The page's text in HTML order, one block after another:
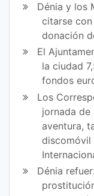
Dénia y los
citarse
donación
El
la ciudad
fondos
Los
jornada
aventura,
discomóvil
Dénia